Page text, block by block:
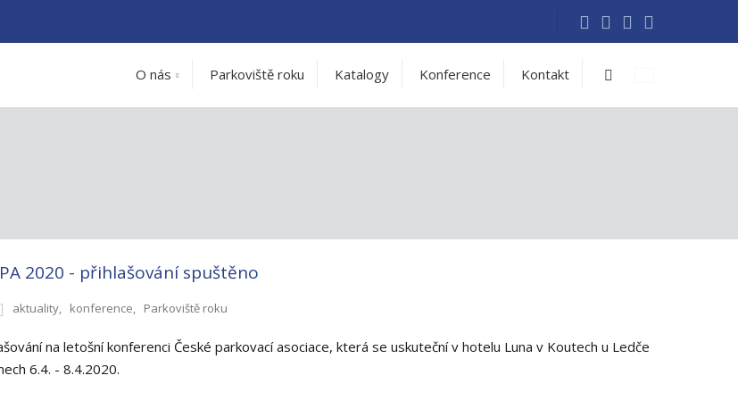
O nás Parkoviště roku Katalogy Konference Kontakt
2020 - přihlašování spuštěno
aktuality konference Parkoviště roku
na letošní konferenci České parkovací asociace, která se uskuteční v hotelu Luna v Koutech u Ledče
6.4. - 8.4.2020.